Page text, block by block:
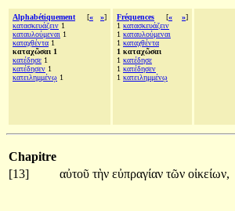
Alphabétiquement [« »]
κατασκευάζειν 1
καταυλούμεναι 1
καταχθέντα 1
καταχῶσαι 1
κατέδησε 1
κατέδησεν 1
κατειλημμένῳ 1
Fréquences [« »]
1 κατασκευάζειν
1 καταυλούμεναι
1 καταχθέντα
1 καταχῶσαι
1 κατέδησε
1 κατέδησεν
1 κατειλημμένῳ
Chapitre
[13]
αὐτοῦ τὴν εὐπραγίαν τῶν οἰκείων,